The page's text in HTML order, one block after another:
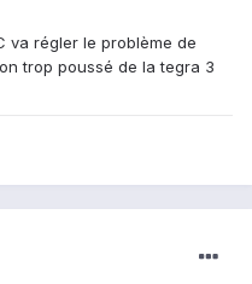
va régler le problème de
trop poussé de la tegra 3